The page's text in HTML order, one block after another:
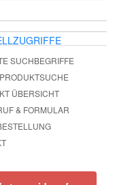
SUCHBEGRIFFE
ÜBERSICHT
& FORMULAR